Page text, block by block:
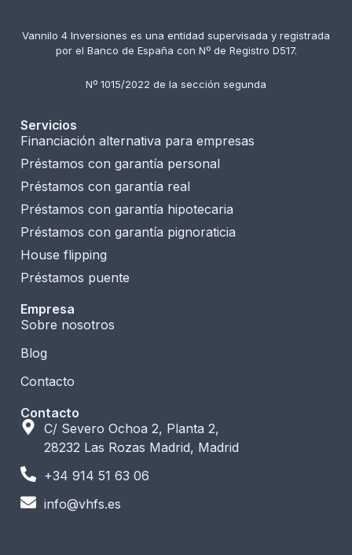
Vannilo 4 Inversiones es una entidad supervisada y registrada
por el Banco de España con Nº de Registro D517.
Nº 1015/2022 de la sección segunda
Servicios
Financiación alternativa para empresas
Préstamos con garantía personal
Préstamos con garantía real
Préstamos con garantía hipotecaria
Préstamos con garantía pignoraticia
House flipping
Préstamos puente
Empresa
Sobre nosotros
Blog
Contacto
Contacto
C/ Severo Ochoa 2, Planta 2,
28232 Las Rozas Madrid, Madrid
+34 914 51 63 06
info@vhfs.es